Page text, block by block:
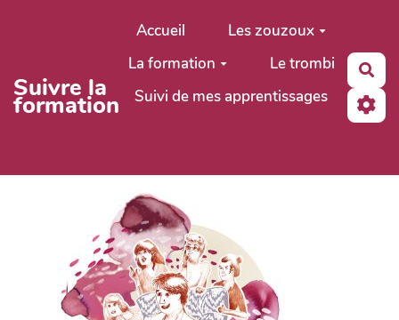
Aller au contenu principal
Suivre la
formation
Accueil
Les zouzoux
La formation
Le trombi
Suivi de mes apprentissages